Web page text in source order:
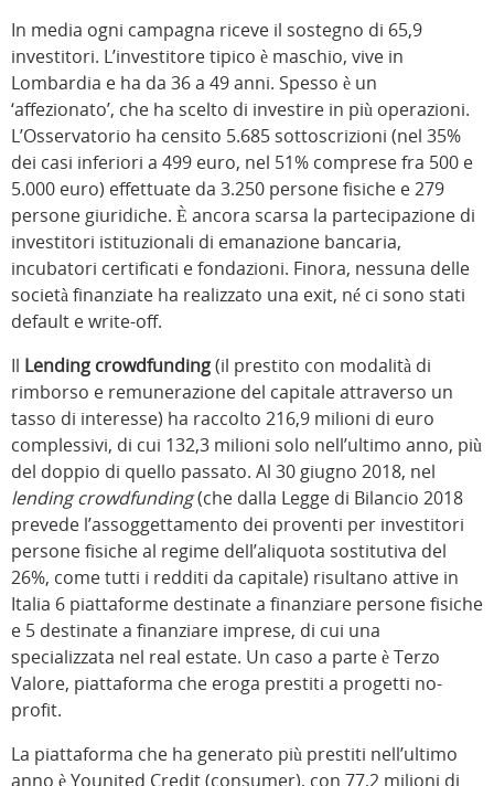
In media ogni campagna riceve il sostegno di 65,9
investitori. L’investitore tipico è maschio, vive in
Lombardia e ha da 36 a 49 anni. Spesso è un
‘affezionato’, che ha scelto di investire in più operazioni.
L’Osservatorio ha censito 5.685 sottoscrizioni (nel 35%
dei casi inferiori a 499 euro, nel 51% comprese fra 500 e
5.000 euro) effettuate da 3.250 persone fisiche e 279
persone giuridiche. È ancora scarsa la partecipazione di
investitori istituzionali di emanazione bancaria,
incubatori certificati e fondazioni. Finora, nessuna delle
società finanziate ha realizzato una exit, né ci sono stati
default e write-off.
Il Lending crowdfunding(il prestito con modalità di
rimborso e remunerazione del capitale attraverso un
tasso di interesse) ha raccolto 216,9 milioni di euro
complessivi, di cui 132,3 milioni solo nell’ultimo anno, più
del doppio di quello passato. Al 30 giugno 2018, nel
lending crowdfunding(che dalla Legge di Bilancio 2018
prevede l’assoggettamento dei proventi per investitori
persone fisiche al regime dell’aliquota sostitutiva del
26%, come tutti i redditi da capitale) risultano attive in
Italia 6 piattaforme destinate a finanziare persone fisiche
e 5 destinate a finanziare imprese, di cui una
specializzata nel real estate. Un caso a parte è Terzo
Valore, piattaforma che eroga prestiti a progetti no-
profit.
La piattaforma che ha generato più prestiti nell’ultimo
anno è Younited Credit (consumer), con 77,2 milioni di